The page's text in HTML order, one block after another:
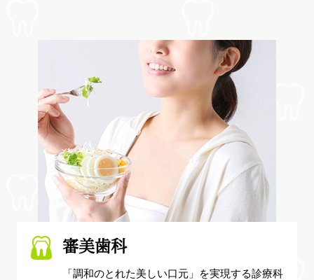
審美歯科
「調和のとれた美しい口元」を実現する診療科